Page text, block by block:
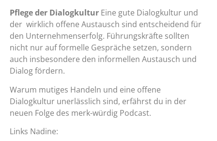
Pflege der Dialogkultur Eine gute Dialogkultur und
der wirklich offene Austausch sind entscheidend für
den Unternehmenserfolg. Führungskräfte sollten
nicht nur auf formelle Gespräche setzen, sondern
auch insbesondere den informellen Austausch und
Dialog fördern.
Warum mutiges Handeln und eine offene
Dialogkultur unerlässlich sind, erfährst du in der
neuen Folge des merk-würdig Podcast.
Links Nadine: